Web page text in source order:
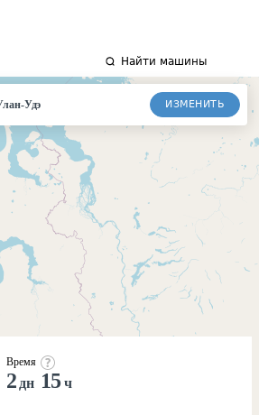
Найти машины
Удэ ИЗМЕНИТЬ
Время
2 дн 15 ч